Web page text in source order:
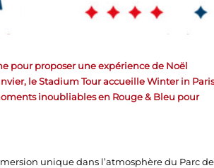
pour proposer une expérience de Noël
le Stadium Tour accueille Winter in
inoubliables en Rouge & Bleu pour
unique dans l’atmosphère du Parc